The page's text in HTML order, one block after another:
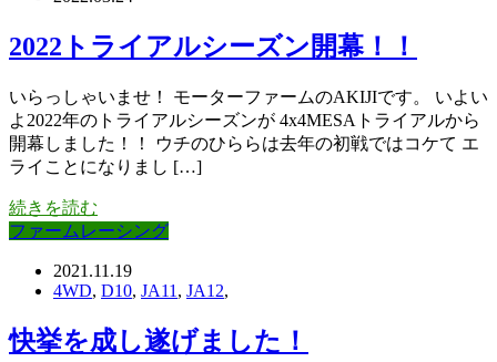
2022トライアルシーズン開幕！！
いらっしゃいませ！ モーターファームのAKIJIです。 いよい
よ2022年のトライアルシーズンが 4x4MESAトライアルから
開幕しました！！ ウチのひららは去年の初戦ではコケて エ
ライことになりまし […]
続きを読む
ファームレーシング
2021.11.19
4WD, D10, JA11 , JA12,
快挙を成し遂げました！